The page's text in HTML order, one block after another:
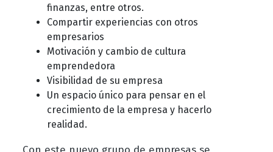
finanzas, entre otros.
Compartir experiencias con otros
empresarios
Motivación y cambio de cultura
emprendedora
Visibilidad de su empresa
Un espacio único para pensar en el
crecimiento de la empresa y hacerlo
realidad.